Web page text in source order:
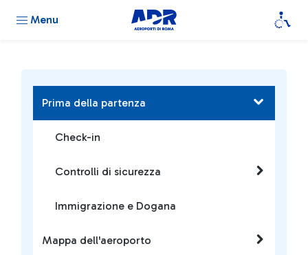
Menu
Prima della partenza
Check-in
Controlli di sicurezza
Immigrazione e Dogana
Mappa dell'aeroporto